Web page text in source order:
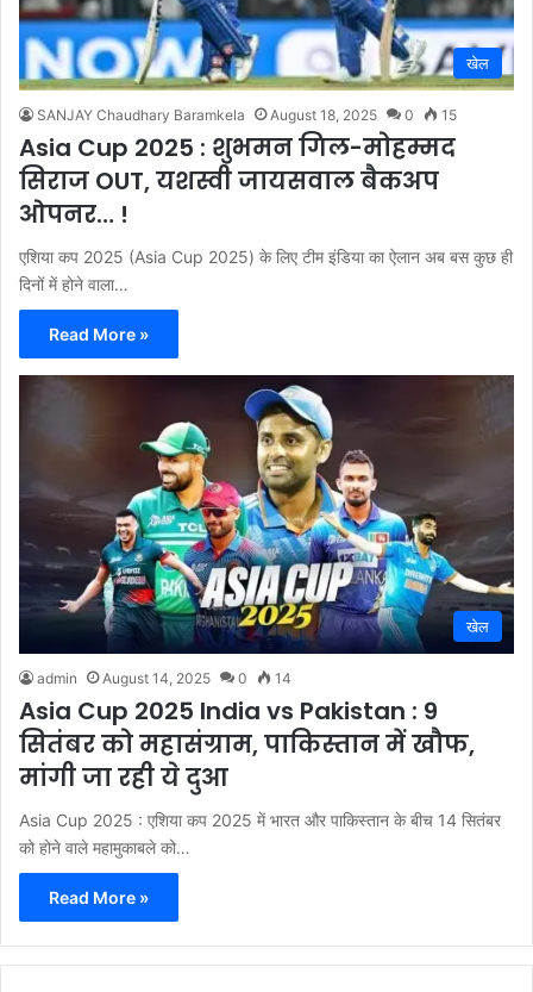
खेल
SANJAY Chaudhary Baramkela August 18, 2025 0 15
Asia Cup 2025 : शुभमन गिल-मोहम्मद
सिराज OUT, यशस्वी जायसवाल बैकअप
ओपनर… !
एशिया कप 2025 (Asia Cup 2025) के लिए टीम इंडिया का ऐलान अब बस कुछ ही
दिनों में होने वाला…
Read More »
खेल
admin August 14, 2025 0 14
Asia Cup 2025 India vs Pakistan : 9
सितंबर को महासंग्राम, पाकिस्तान में खौफ,
मांगी जा रही ये दुआ
Asia Cup 2025 : एशिया कप 2025 में भारत और पाकिस्तान के बीच 14 सितंबर
को होने वाले महामुकाबले को…
Read More »